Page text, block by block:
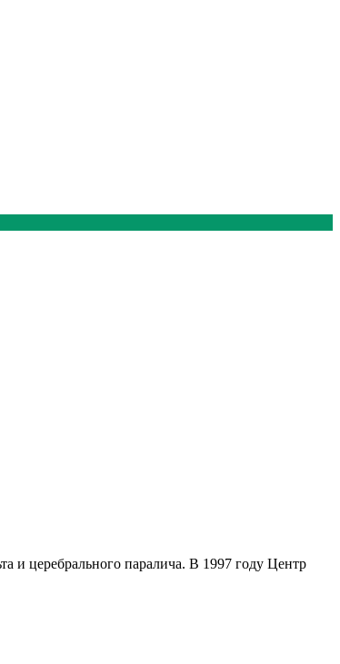
и церебрального паралича. В 1997 году Центр